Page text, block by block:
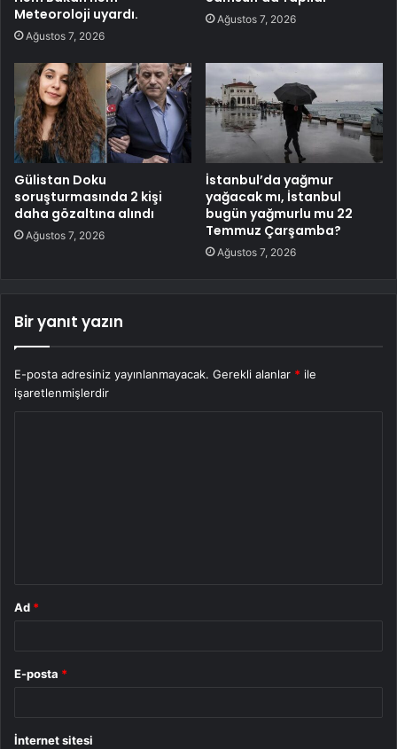
Meteoroloji uyardı.
Ağustos 7, 2026
Ağustos 7, 2026
Gülistan Doku
soruşturmasında 2 kişi
daha gözaltına alındı
Ağustos 7, 2026
İstanbul’da yağmur
yağacak mı, İstanbul
bugün yağmurlu mu 22
Temmuz Çarşamba?
Ağustos 7, 2026
Bir yanıt yazın
E-posta adresiniz yayınlanmayacak. Gerekli alanlar * ile
işaretlenmişlerdir
Ad *
E-posta *
İnternet sitesi